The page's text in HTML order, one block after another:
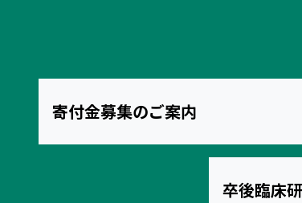
寄付金募集のご案内
卒後臨床